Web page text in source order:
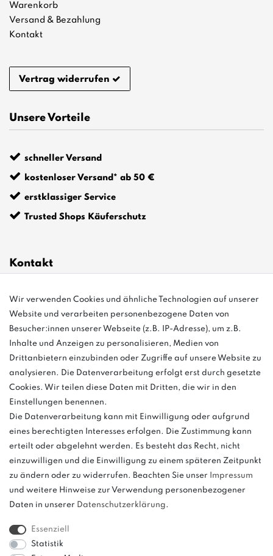
Warenkorb
Versand & Bezahlung
Kontakt
Vertrag widerrufen
Unsere Vorteile
schneller Versand
kostenloser Versand* ab 50 €
erstklassiger Service
Trusted Shops Käuferschutz
Kontakt
info@bonvenon.de
03763 4048350
Montag - Freitag, 08:00 - 16:00
Anrufe aus dem dt. Festnetz zum Ortstarif, Preise aus dem Mobilfunknetz
ggf. abweichend (abhängig vom Provider).
und
weitere.
Wir verwenden Cookies und ähnliche Technologien auf unserer
Website und verarbeiten personenbezogene Daten von
Besucher:innen unserer Webseite (z.B. IP-Adresse), um z.B.
Inhalte und Anzeigen zu personalisieren, Medien von
Drittanbietern einzubinden oder Zugriffe auf unsere Website zu
analysieren. Die Datenverarbeitung erfolgt erst durch gesetzte
Cookies. Wir teilen diese Daten mit Dritten, die wir in den
Einstellungen benennen.
Die Datenverarbeitung kann mit Einwilligung oder aufgrund
eines berechtigten Interesses erfolgen. Die Zustimmung kann
erteilt oder abgelehnt werden. Es besteht das Recht, nicht
einzuwilligen und die Einwilligung zu einem späteren Zeitpunkt
zu ändern oder zu widerrufen. Beachten Sie unser
Impressum
und weitere Hinweise zur Verwendung personenbezogener
Daten in unserer Daten­schutz­erklärung.
Essenziell
Statistik
Sinne einer Preisermäßigung, sondern lediglich
einen Preisvergleich zur unverbindlichen